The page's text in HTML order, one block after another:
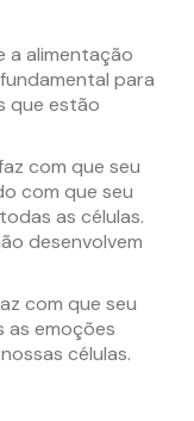
a alimentação
para
que estão
com que seu
com que seu
as células.
desenvolvem
com que seu
as emoções
células.